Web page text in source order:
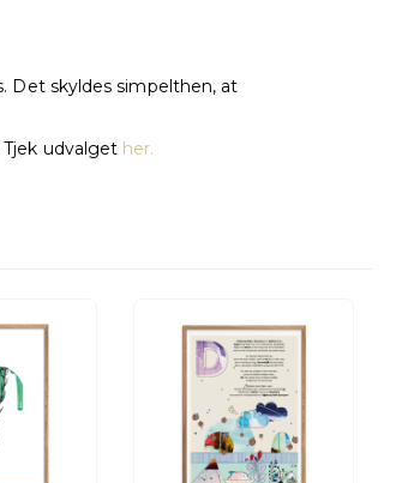
Det skyldes simpelthen, at
udvalget her.